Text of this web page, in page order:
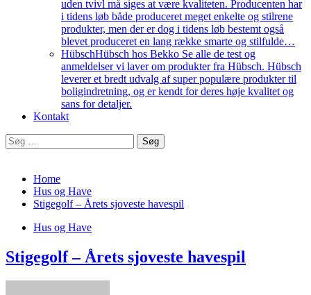
uden tvivl må siges at være kvaliteten. Producenten har
i tidens løb både produceret meget enkelte og stilrene
produkter, men der er dog i tidens løb bestemt også
blevet produceret en lang række smarte og stilfulde…
HübschHübsch hos Bekko Se alle de test og
anmeldelser vi laver om produkter fra Hübsch. Hübsch
leverer et bredt udvalg af super populære produkter til
boligindretning, og er kendt for deres høje kvalitet og
sans for detaljer.
Kontakt
Søg
efter:
Home
Hus og Have
Stigegolf – Årets sjoveste havespil
Hus og Have
Stigegolf – Årets sjoveste havespil